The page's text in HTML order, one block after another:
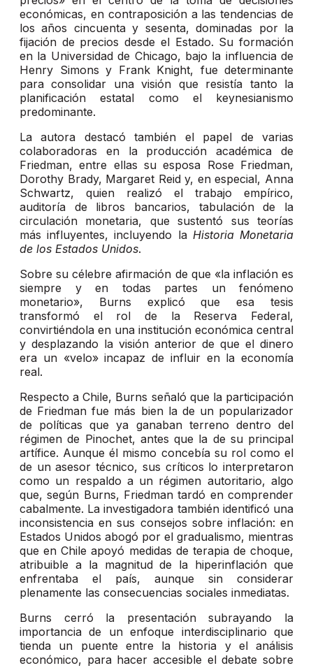
económicas, en contraposición a las tendencias de
los años cincuenta y sesenta, dominadas por la
fijación de precios desde el Estado. Su formación
en la Universidad de Chicago, bajo la influencia de
Henry Simons y Frank Knight, fue determinante
para consolidar una visión que resistía tanto la
planificación estatal como el keynesianismo
predominante.
La autora destacó también el papel de varias
colaboradoras en la producción académica de
Friedman, entre ellas su esposa Rose Friedman,
Dorothy Brady, Margaret Reid y, en especial, Anna
Schwartz, quien realizó el trabajo empírico,
auditoría de libros bancarios, tabulación de la
circulación monetaria, que sustentó sus teorías
más influyentes, incluyendo la Historia Monetaria
de los Estados Unidos.
Sobre su célebre afirmación de que «la inflación es
siempre y en todas partes un fenómeno
monetario», Burns explicó que esa tesis
transformó el rol de la Reserva Federal,
convirtiéndola en una institución económica central
y desplazando la visión anterior de que el dinero
era un «velo» incapaz de influir en la economía
real.
Respecto a Chile, Burns señaló que la participación
de Friedman fue más bien la de un popularizador
de políticas que ya ganaban terreno dentro del
régimen de Pinochet, antes que la de su principal
artífice. Aunque él mismo concebía su rol como el
de un asesor técnico, sus críticos lo interpretaron
como un respaldo a un régimen autoritario, algo
que, según Burns, Friedman tardó en comprender
cabalmente. La investigadora también identificó una
inconsistencia en sus consejos sobre inflación: en
Estados Unidos abogó por el gradualismo, mientras
que en Chile apoyó medidas de terapia de choque,
atribuible a la magnitud de la hiperinflación que
enfrentaba el país, aunque sin considerar
plenamente las consecuencias sociales inmediatas.
Burns cerró la presentación subrayando la
importancia de un enfoque interdisciplinario que
tienda un puente entre la historia y el análisis
económico, para hacer accesible el debate sobre